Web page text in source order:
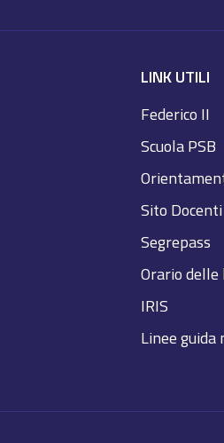
LINK UTILI
Federico II
Scuola PSB
Sito Docenti
Segrepass
Orario
IRIS
Linee guida